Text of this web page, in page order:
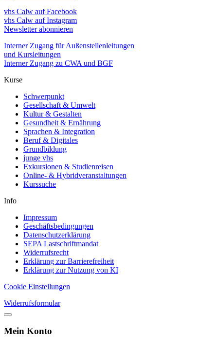
vhs Calw auf Facebook
vhs Calw auf Instagram
Newsletter abonnieren
Interner Zugang für Außenstellenleitungen
und Kursleitungen
Interner Zugang zu CWA und BGF
Kurse
Schwerpunkt
Gesellschaft & Umwelt
Kultur & Gestalten
Gesundheit & Ernährung
Sprachen & Integration
Beruf & Digitales
Grundbildung
junge vhs
Exkursionen & Studienreisen
Online- & Hybridveranstaltungen
Kurssuche
Info
Impressum
Geschäftsbedingungen
Datenschutzerklärung
SEPA Lastschriftmandat
Widerrufsrecht
Erklärung zur Barrierefreiheit
Erklärung zur Nutzung von KI
Cookie Einstellungen
Widerrufsformular
Mein Konto